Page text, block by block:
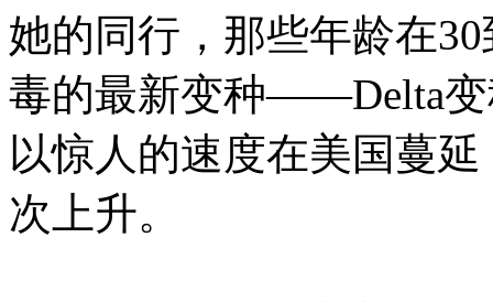
她的同行，那些年龄在
毒的最新变种——Delta变
以惊人的速度在美国蔓
次上升。